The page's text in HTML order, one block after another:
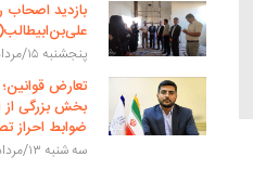
بازدید اصحاب
پنجشنبه ۱۵/مرداد/۱۴۰۵
تعارض
بخش بزرگی
ضوابط احراز
سه شنبه ۱۳/مرداد/۱۴۰۵